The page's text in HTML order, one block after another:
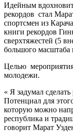
Идейным
рекордов стал
спортсмен из
книги рекордов
сверхтяжестей (5
большого
Целью мероприятия
молодежи.
« Я задумал
Потенциал для
которую можно
республика и
говорит Марат